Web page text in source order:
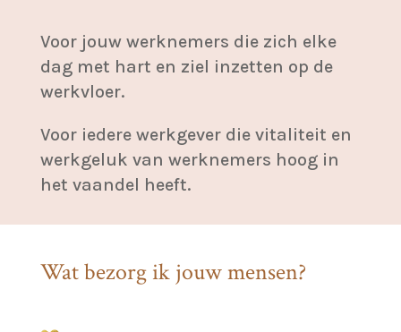
Voor jouw werknemers die zich elke
dag met hart en ziel inzetten op de
werkvloer.
Voor iedere werkgever die vitaliteit en
werkgeluk van werknemers hoog in
het vaandel heeft.
Wat bezorg ik jouw mensen?